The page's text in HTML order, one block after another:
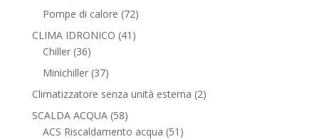
prodotti
Pompe di calore 7272
prodotti
CLIMA IDRONICO 41 41
Chiller 3636
prodotti
Minichiller 3737
Climatizzatore senza unità esterna 22
SCALDA ACQUA 5858
prodotti
ACS Riscaldamento acqua 51 51